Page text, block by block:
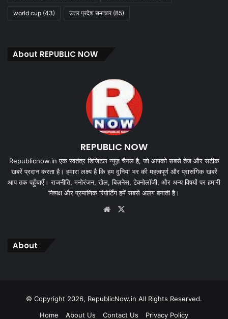
world cup (43) उत्तर प्रदेश समाचार(85)
About REPUBLIC NOW
REPUBLIC NOW
Republicnow.in एक स्वतंत्र डिजिटल न्यूज़ चैनल है, जो आपको सबसे तेज और सटीक
खबरें प्रदान करता है। हमारा लक्ष्य है कि हम दुनिया भर की महत्वपूर्ण और प्रासंगिक खबरें
आप तक पहुँचाएँ। राजनीति, मनोरंजन, खेल, बिज़नेस, टेक्नोलॉजी, और अन्य विषयों पर हमारी
निष्पक्ष और प्रमाणिक रिपोर्टिंग हमें सबसे अलग बनाती है।
Website
About
© Copyright 2026, RepublicNow.in All Rights Reserved.
Home
About Us Contact Us Privacy Policy